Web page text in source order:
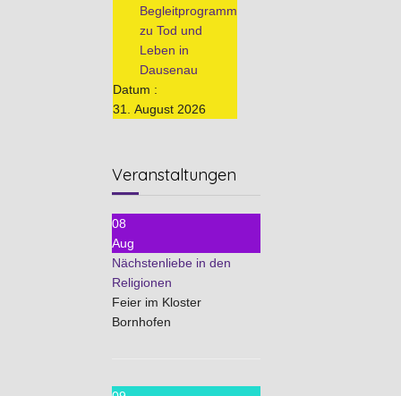
Begleitprogramm
zu Tod und
Leben in
Dausenau
Datum :
31. August 2026
Veranstaltungen
08
Aug
Nächstenliebe in den
Religionen
Feier im Kloster
Bornhofen